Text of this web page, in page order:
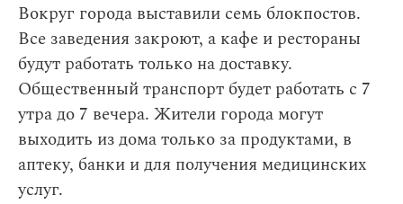
Вокруг города выставили семь блокпостов.
Все заведения закроют, а кафе и рестораны
будут работать только на доставку.
Общественный транспорт будет работать с 7
утра до 7 вечера. Жители города могут
выходить из дома только за продуктами, в
аптеку, банки и для получения медицинских
услуг.